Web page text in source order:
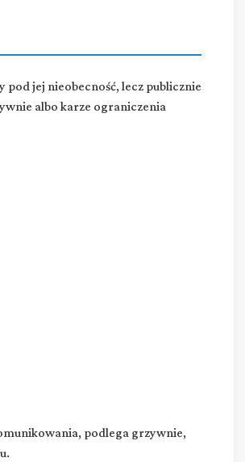
pod jej nieobecność, lecz publicznie
albo karze ograniczenia
podlega grzywnie,